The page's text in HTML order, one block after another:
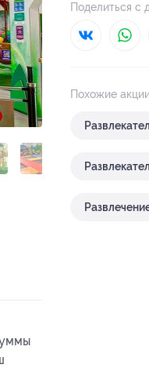
Поделиться с
Похожие акции